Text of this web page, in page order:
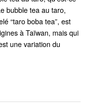
bubble tea au taro,
“taro boba tea”, est
à Taïwan, mais qui
une variation du